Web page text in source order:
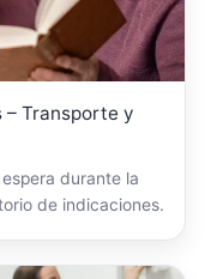
Transporte y
durante la
de indicaciones.